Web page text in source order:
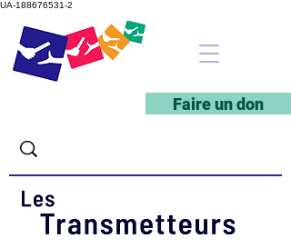
UA-188676531-2
Faire un don